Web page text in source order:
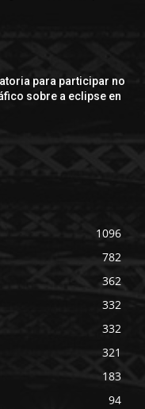
para participar no
sobre a eclipse en
1096
782
362
332
332
321
183
94